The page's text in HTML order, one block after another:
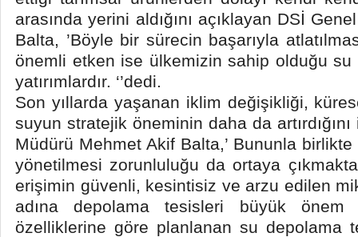
arasında yerini aldığını açıklayan DSİ
Balta, ’Böyle bir sürecin başarıyla
önemli etken ise ülkemizin sahip olduğu su
yatırımlardır. ‘’dedi.
Son yıllarda yaşanan iklim değişikliği,
suyun stratejik öneminin daha da
Müdürü Mehmet Akif Balta,’ Bununla
yönetilmesi zorunluluğu da ortaya
erişimin güvenli, kesintisiz ve arzu edilen
adına depolama tesisleri büyük önem
özelliklerine göre planlanan su depolama